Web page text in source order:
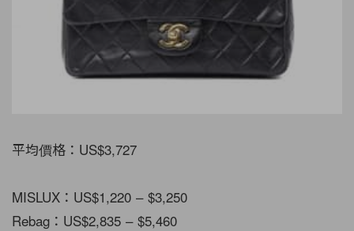
平均價格：US$3,727
MISLUX：US$1,220 – $3,250
Rebag：US$2,835 – $5,460